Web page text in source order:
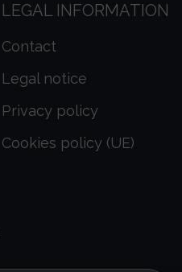
LEGAL INFORMATION
Contact
Legal notice
Privacy policy
Cookies policy (UE)